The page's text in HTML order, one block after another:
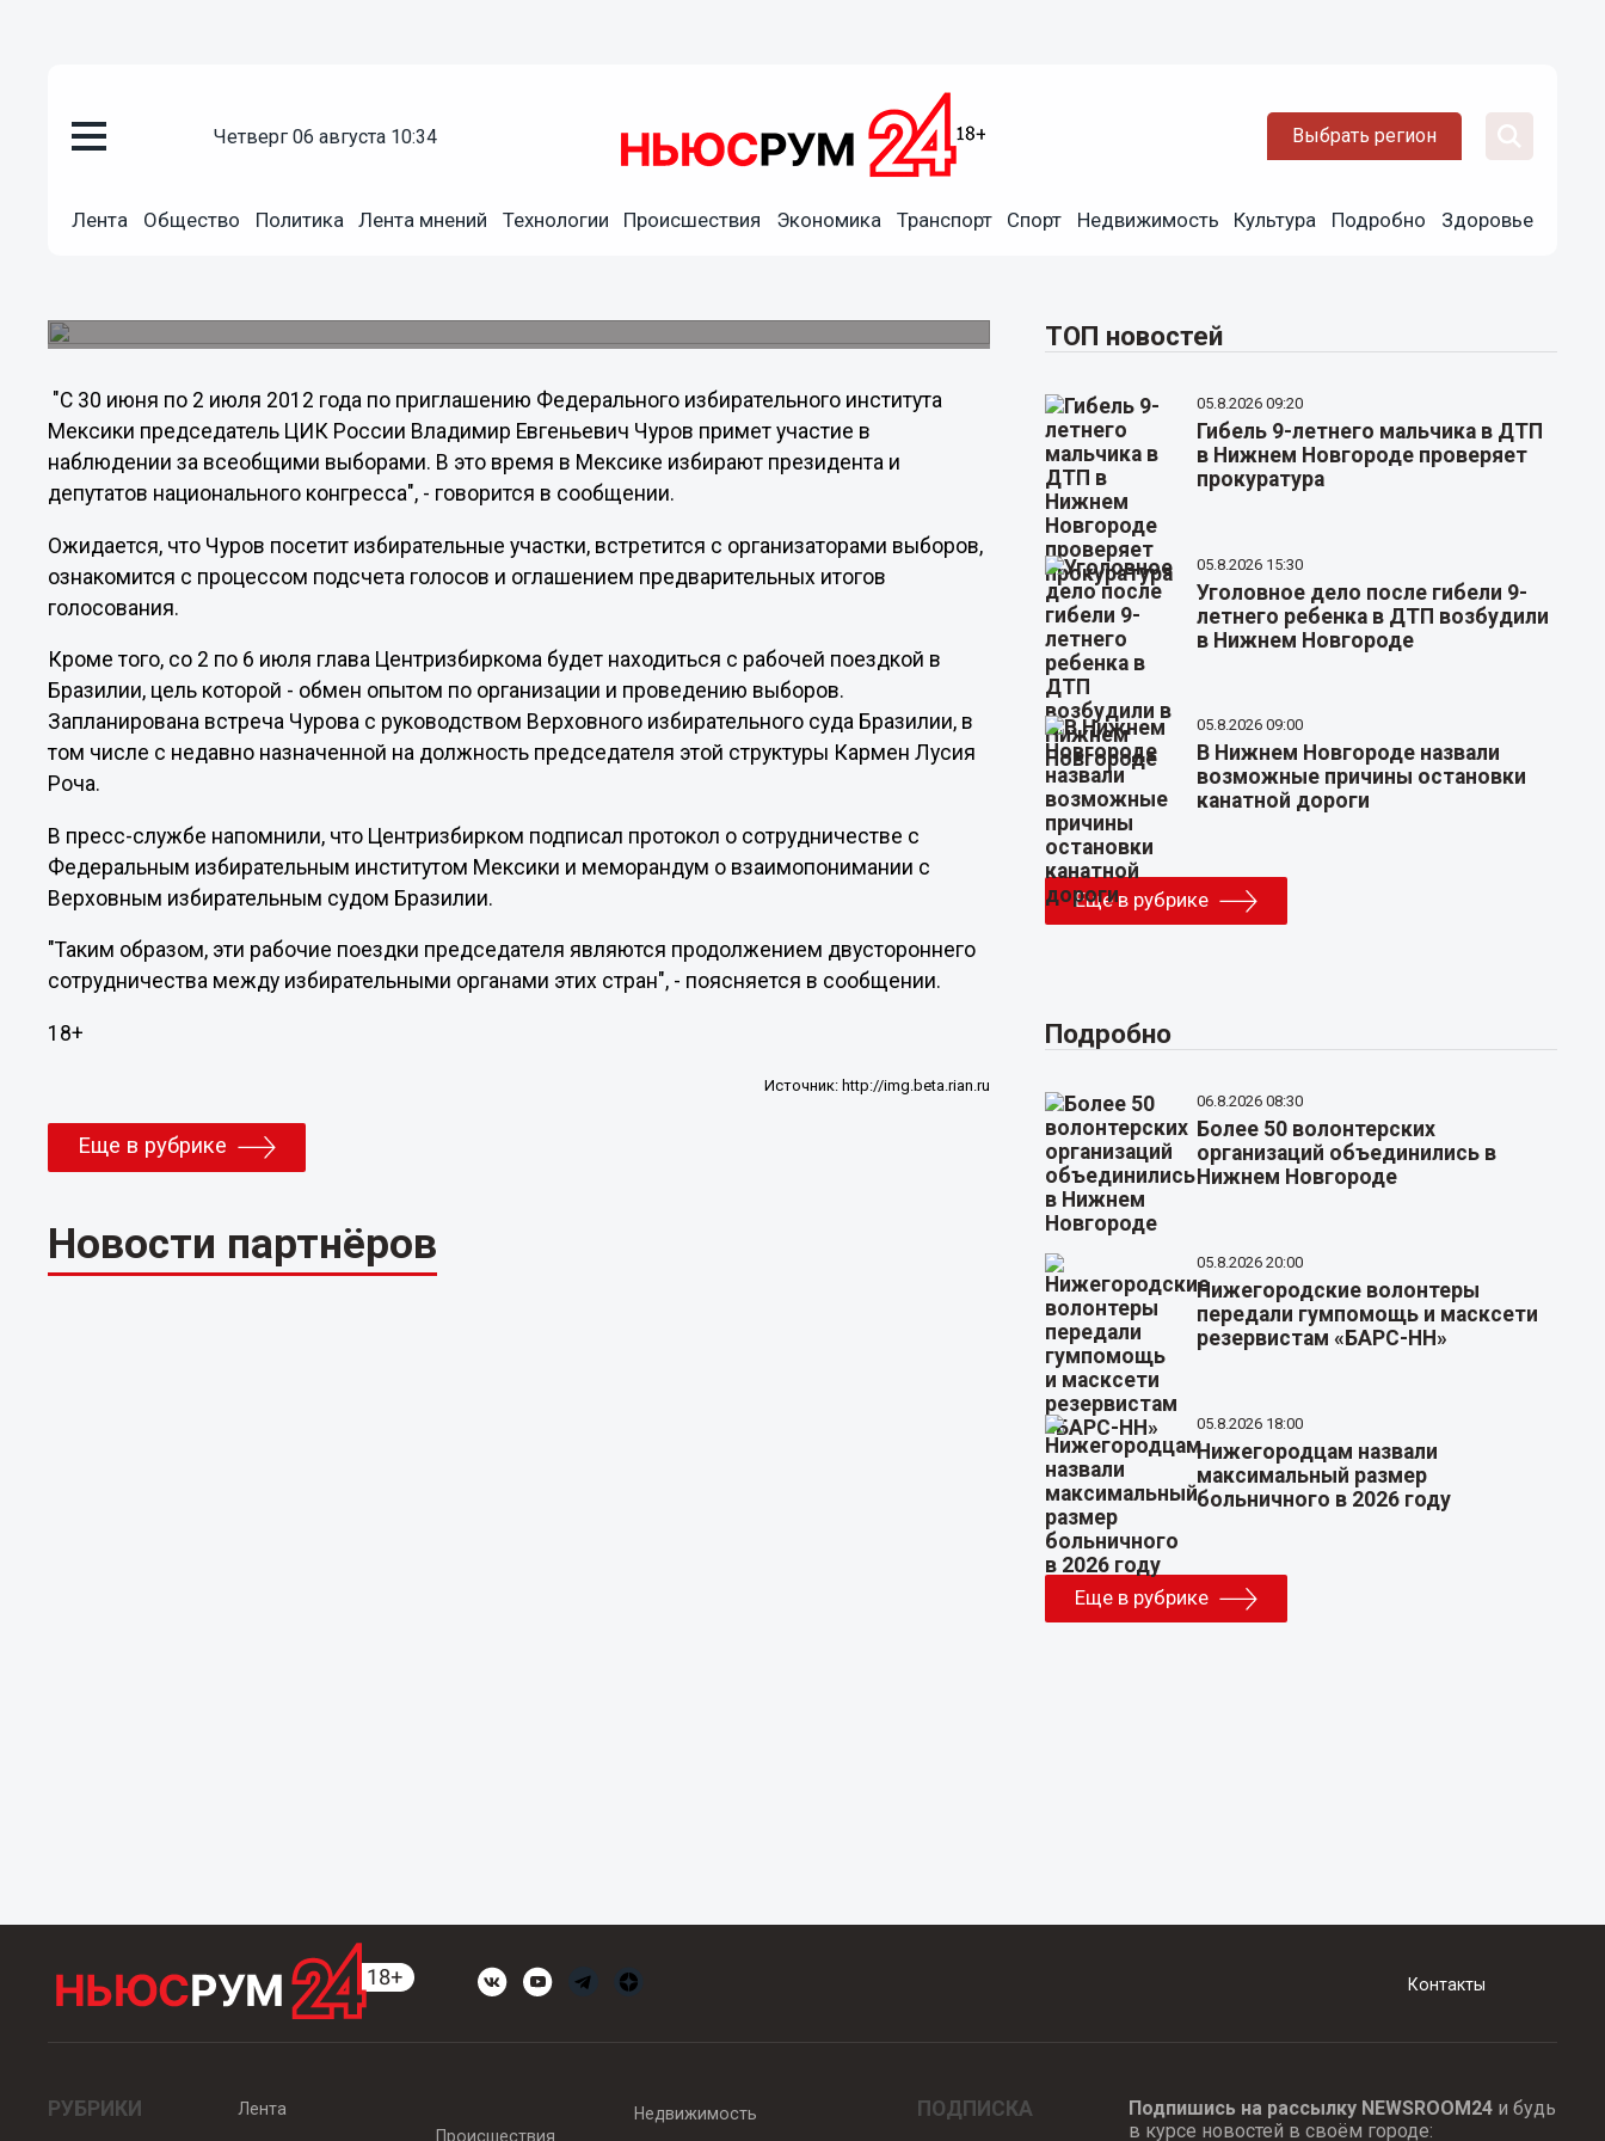
четверг 06 августа 10:34 Выбрать регион
Лента Общество Политика Лента мнений Технологии Происшествия Экономика Транспорт Спорт Недвижимость Культура Подробно Здоровье
"С 30 июня по 2 июля 2012 года по приглашению Федерального избирательного института
Мексики председатель ЦИК России Владимир Евгеньевич Чуров примет участие в
наблюдении за всеобщими выборами. В это время в Мексике избирают президента и
депутатов национального конгресса", - говорится в сообщении.
Ожидается, что Чуров посетит избирательные участки, встретится с организаторами выборов,
ознакомится с процессом подсчета голосов и оглашением предварительных итогов
голосования.
Кроме того, со 2 по 6 июля глава Центризбиркома будет находиться с рабочей поездкой в
Бразилии, цель которой - обмен опытом по организации и проведению выборов.
Запланирована встреча Чурова с руководством Верховного избирательного суда Бразилии, в
том числе с недавно назначенной на должность председателя этой структуры Кармен Лусия
Роча.
В пресс-службе напомнили, что Центризбирком подписал протокол о сотрудничестве с
Федеральным избирательным институтом Мексики и меморандум о взаимопонимании с
Верховным избирательным судом Бразилии.
"Таким образом, эти рабочие поездки председателя являются продолжением двустороннего
сотрудничества между избирательными органами этих стран", - поясняется в сообщении.
18+
Источник: http://img.beta.rian.ru
Еще в рубрике
Новости партнёров
ТОП новостей
05.8.2026 09:20
Гибель 9-летнего мальчика в ДТП
в Нижнем Новгороде проверяет
прокуратура
05.8.2026 15:30
Уголовное дело после гибели 9-
летнего ребенка в ДТП возбудили
в Нижнем Новгороде
05.8.2026 09:00
В Нижнем Новгороде назвали
возможные причины остановки
канатной дороги
Еще в рубрике
Подробно
06.8.2026 08:30
Более 50 волонтерских
организаций объединились в
Нижнем Новгороде
05.8.2026 20:00
Нижегородские волонтеры
передали гумпомощь и масксети
резервистам «БАРС-НН»
05.8.2026 18:00
Нижегородцам назвали
максимальный размер
больничного в 2026 году
Еще в рубрике
Контакты
РУБРИКИ
Лента
Происшествия
Недвижимость ПОДПИСКА Подпишись на рассылку NEWSROOM24и будь
в курсе новостей в своём городе: